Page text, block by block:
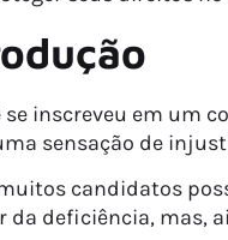
se inscreveu em um
sensação de
candidatos
da deficiência, mas,